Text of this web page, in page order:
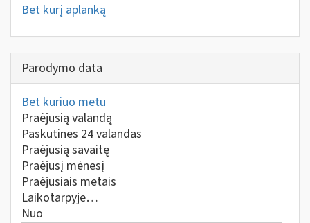
Bet kurį aplanką
Parodymo data
Bet kuriuo metu
Praėjusią valandą
Paskutines 24 valandas
Praėjusią savaitę
Praėjusį mėnesį
Praėjusiais metais
Laikotarpyje…
Nuo